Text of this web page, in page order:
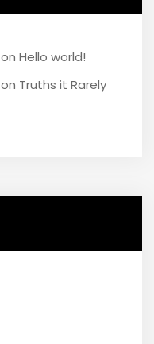
on Hello world!
on Truths it Rarely